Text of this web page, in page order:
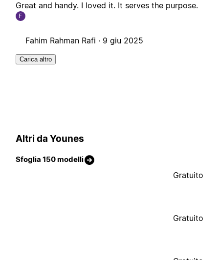
Great and handy. I loved it. It serves the purpose.
F
Fahim Rahman Rafi · 9 giu 2025
Carica altro
Altri da Younes
Sfoglia 150 modelli
Gratuito
Gratuito